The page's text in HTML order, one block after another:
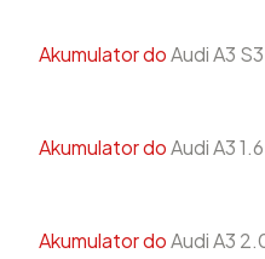
Akumulator doAudi A3
Akumulator doAudi A3
Akumulator doAudi A3